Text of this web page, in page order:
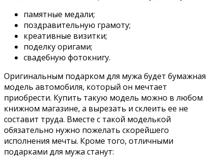
памятные медали;
поздравительную грамоту;
креативные визитки;
поделку оригами;
свадебную фотокнигу.
Оригинальным подарком для мужа будет бумажная
модель автомобиля, который он мечтает
приобрести. Купить такую модель можно в любом
книжном магазине, а вырезать и склеить ее не
составит труда. Вместе с такой моделькой
обязательно нужно пожелать скорейшего
исполнения мечты. Кроме того, отличными
подарками для мужа станут: